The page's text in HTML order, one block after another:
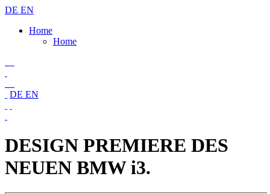
DE EN
Home
Home
DE EN
DESIGN PREMIERE DES
NEUEN BMW i3.